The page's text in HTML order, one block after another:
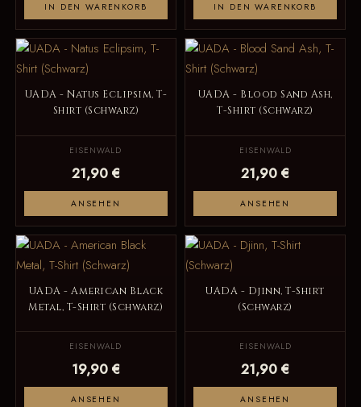
IN DEN WARENKORB IN DEN WARENKORB
UADA - Natus Eclipsim, T-
Shirt (Schwarz)
EISENWALD
21,90 €
ANSEHEN
UADA - Blood Sand Ash,
T-Shirt (Schwarz)
EISENWALD
21,90 €
ANSEHEN
UADA - American Black
Metal, T-Shirt (Schwarz)
EISENWALD
19,90 €
ANSEHEN
UADA - Djinn, T-Shirt
(Schwarz)
EISENWALD
21,90 €
ANSEHEN